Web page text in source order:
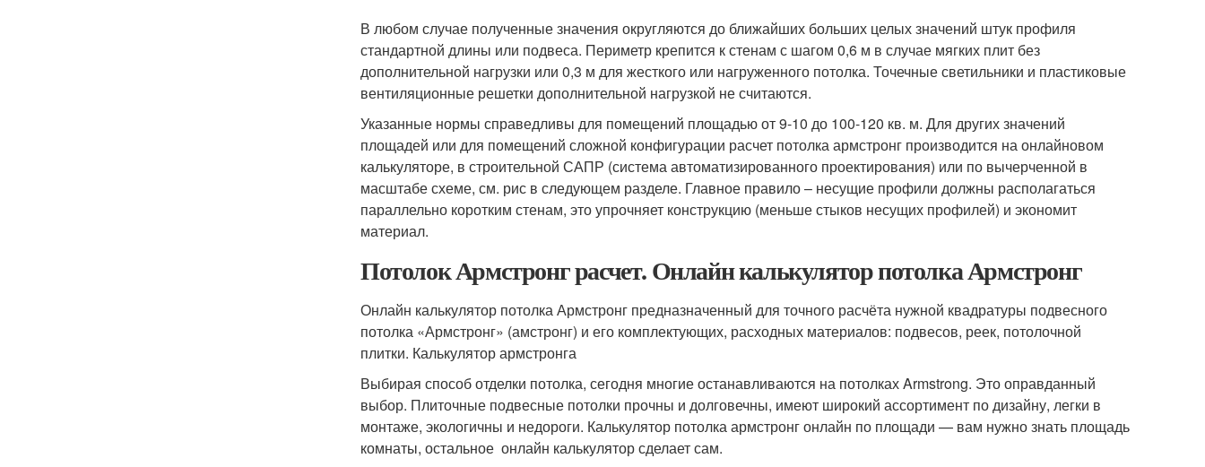
В любом случае полученные значения округляются до ближайших больших целых значений штук профиля
стандартной длины или подвеса. Периметр крепится к стенам с шагом 0,6 м в случае мягких плит без
дополнительной нагрузки или 0,3 м для жесткого или нагруженного потолка. Точечные светильники и пластиковые
вентиляционные решетки дополнительной нагрузкой не считаются.
Указанные нормы справедливы для помещений площадью от 9-10 до 100-120 кв. м. Для других значений
площадей или для помещений сложной конфигурации расчет потолка армстронг производится на онлайновом
калькуляторе, в строительной САПР (система автоматизированного проектирования) или по вычерченной в
масштабе схеме, см. рис в следующем разделе. Главное правило – несущие профили должны располагаться
параллельно коротким стенам, это упрочняет конструкцию (меньше стыков несущих профилей) и экономит
материал.
Потолок Армстронг расчет. Онлайн калькулятор потолка Армстронг
Онлайн калькулятор потолка Армстронг предназначенный для точного расчёта нужной квадратуры подвесного
потолка «Армстронг» (амстронг) и его комплектующих, расходных материалов: подвесов, реек, потолочной
плитки. Калькулятор армстронга
Выбирая способ отделки потолка, сегодня многие останавливаются на потолках Armstrong. Это оправданный
выбор. Плиточные подвесные потолки прочны и долговечны, имеют широкий ассортимент по дизайну, легки в
монтаже, экологичны и недороги. Калькулятор потолка армстронг онлайн по площади — вам нужно знать площадь
комнаты, остальное онлайн калькулятор сделает сам.